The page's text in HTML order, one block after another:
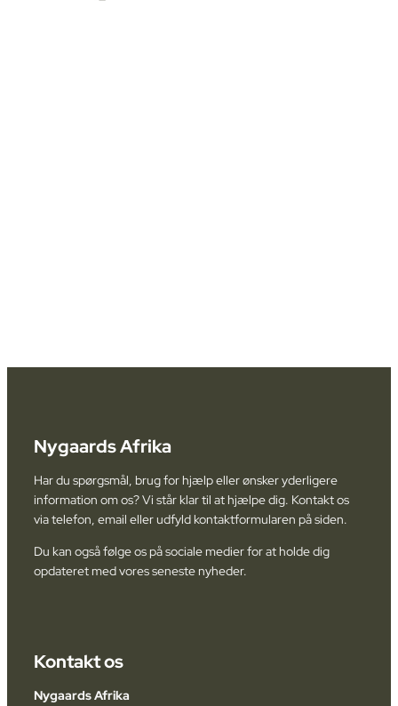
Nygaards Afrika
Har du spørgsmål, brug for hjælp eller ønsker yderligere
information om os? Vi står klar til at hjælpe dig. Kontakt os
via telefon, email eller udfyld kontaktformularen på siden.
Du kan også følge os på sociale medier for at holde dig
opdateret med vores seneste nyheder.
Kontakt os
Nygaards Afrika